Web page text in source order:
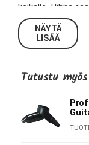
keikalle. Hihna
Tekniset
Materiaali:
Minimipituus:
Maksimipituus:
NÄYTÄ
LISÄÄ
Tutustu